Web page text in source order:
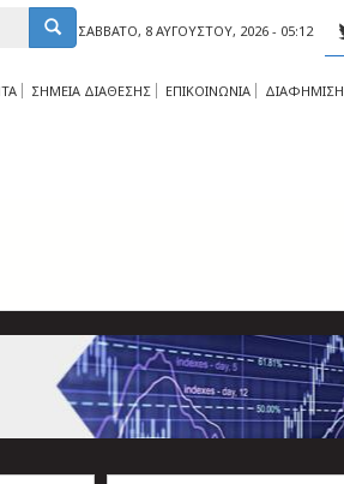
ΣΆΒΒΑΤΟ, 8 ΑΥΓΟΎΣΤΟΥ, 2026 - 05:12
ΣΗΜΕΙΑ ΔΙΑΘΕΣΗΣ ΕΠΙΚΟΙΝΩΝΙΑ ΔΙΑΦΗΜΙΣΗ